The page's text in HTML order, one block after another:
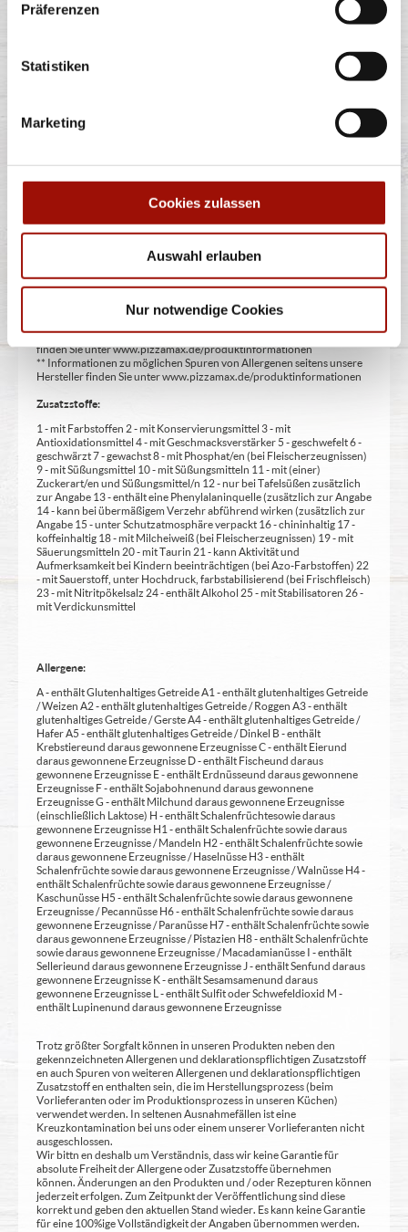
Präferenzen
Statistiken
Marketing
Cookies zulassen
Auswahl erlauben
Nur notwendige Cookies
Siziliana Dip (aus Tomatencreme
Alle Preise in €. Alle Preise inkl. gesetzl. MwSt. Alle Angaben zu
Angaben und können durch die Zubereitung geringfügig variieren.
Produkten abweichen. Wir liefern innerhalb von ca. 30 Minuten.
* Weitere Produktinformationen zu vorverpackten Lebensmitteln
finden Sie unter www.pizzamax.de/produktinformationen
** Informationen zu möglichen Spuren von Allergenen seitens unsere
Hersteller finden Sie unter www.pizzamax.de/produktinformationen
Zusatzstoffe:
1 - mit Farbstoffen 2 - mit Konservierungsmittel 3 - mit
Antioxidationsmittel 4 - mit Geschmacksverstärker 5 - geschwefelt 6 -
geschwärzt 7 - gewachst 8 - mit Phosphat/en (bei Fleischerzeugnissen)
9 - mit Süßungsmittel 10 - mit Süßungsmitteln 11 - mit (einer)
Zuckerart/en und Süßungsmittel/n 12 - nur bei Tafelsüßen zusätzlich
zur Angabe 13 - enthält eine Phenylalaninquelle (zusätzlich zur Angabe
14 - kann bei übermäßigem Verzehr abführend wirken (zusätzlich zur
Angabe 15 - unter Schutzatmosphäre verpackt 16 - chininhaltig 17 -
koffeinhaltig 18 - mit Milcheiweiß (bei Fleischerzeugnissen) 19 - mit
Säuerungsmitteln 20 - mit Taurin 21 - kann Aktivität und
Aufmerksamkeit bei Kindern beeinträchtigen (bei Azo-Farbstoffen) 22
- mit Sauerstoff, unter Hochdruck, farbstabilisierend (bei Frischfleisch)
23 - mit Nitritpökelsalz 24 - enthält Alkohol 25 - mit Stabilisatoren 26 -
mit Verdickunsmittel
Allergene:
A - enthält Glutenhaltiges Getreide A1 - enthält glutenhaltiges Getreide
/ Weizen A2 - enthält glutenhaltiges Getreide / Roggen A3 - enthält
glutenhaltiges Getreide / Gerste A4 - enthält glutenhaltiges Getreide /
Hafer A5 - enthält glutenhaltiges Getreide / Dinkel B - enthält
Krebstiere und daraus gewonnene Erzeugnisse C - enthält Eier und
daraus gewonnene Erzeugnisse D - enthält Fische und daraus
gewonnene Erzeugnisse E - enthält Erdnüsse und daraus gewonnene
Erzeugnisse F - enthält Sojabohnen und daraus gewonnene
Erzeugnisse G - enthält Milch und daraus gewonnene Erzeugnisse
(einschließlich Laktose) H - enthält Schalenfrüchte sowie daraus
gewonnene Erzeugnisse H1 - enthält Schalenfrüchte sowie daraus
gewonnene Erzeugnisse / Mandeln H2 - enthält Schalenfrüchte sowie
daraus gewonnene Erzeugnisse / Haselnüsse H3 - enthält
Schalenfrüchte sowie daraus gewonnene Erzeugnisse / Walnüsse H4 -
enthält Schalenfrüchte sowie daraus gewonnene Erzeugnisse /
Kaschunüsse H5 - enthält Schalenfrüchte sowie daraus gewonnene
Erzeugnisse / Pecannüsse H6 - enthält Schalenfrüchte sowie daraus
gewonnene Erzeugnisse / Paranüsse H7 - enthält Schalenfrüchte sowie
daraus gewonnene Erzeugnisse / Pistazien H8 - enthält Schalenfrüchte
sowie daraus gewonnene Erzeugnisse / Macadamianüsse I - enthält
Sellerie und daraus gewonnene Erzeugnisse J - enthält Senf und daraus
gewonnene Erzeugnisse K - enthält Sesamsamen und daraus
gewonnene Erzeugnisse L - enthält Sulfit oder Schwefeldioxid M -
enthält Lupinen und daraus gewonnene Erzeugnisse
Trotz größter Sorgfalt können in unseren Produkten neben den
gekennzeichneten Allergenen und deklarationspflichtigen Zusatzstoff
en auch Spuren von weiteren Allergenen und deklarationspflichtigen
Zusatzstoff en enthalten sein, die im Herstellungsprozess (beim
Vorlieferanten oder im Produktionsprozess in unseren Küchen)
verwendet werden. In seltenen Ausnahmefällen ist eine
Kreuzkontamination bei uns oder einem unserer Vorlieferanten nicht
ausgeschlossen.
Wir bittn en deshalb um Verständnis, dass wir keine Garantie für
absolute Freiheit der Allergene oder Zusatzstoffe übernehmen
können. Änderungen an den Produkten und / oder Rezepturen können
jederzeit erfolgen. Zum Zeitpunkt der Veröffentlichung sind diese
korrekt und geben den aktuellen Stand wieder. Es kann keine Garantie
für eine 100%ige Vollständigkeit der Angaben übernommen werden.